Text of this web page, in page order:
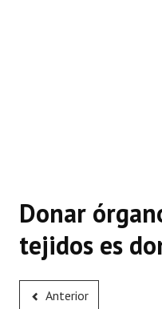
Donar
tejidos es
Anterior